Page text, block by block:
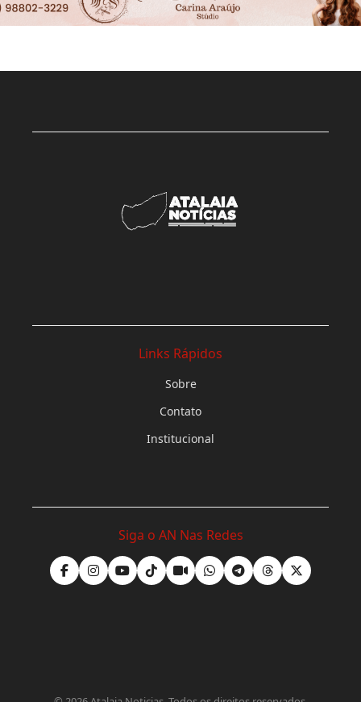
Links Rápidos
Sobre
Contato
Institucional
Siga o AN Nas Redes